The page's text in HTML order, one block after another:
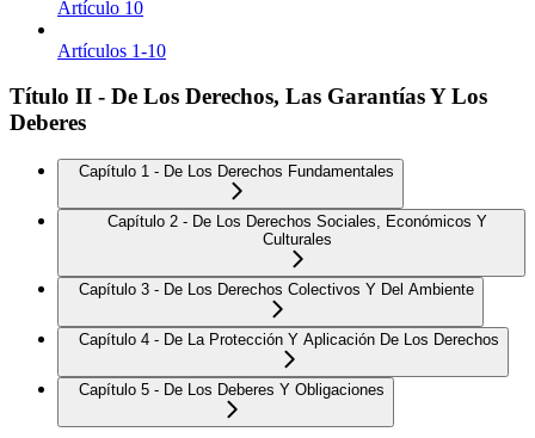
Artículo 10
Artículos 1-10
Título II - De Los Derechos, Las Garantías Y Los
Deberes
Capítulo 1 - De Los Derechos Fundamentales
Capítulo 2 - De Los Derechos Sociales, Económicos Y
Culturales
Capítulo 3 - De Los Derechos Colectivos Y Del Ambiente
Capítulo 4 - De La Protección Y Aplicación De Los Derechos
Capítulo 5 - De Los Deberes Y Obligaciones